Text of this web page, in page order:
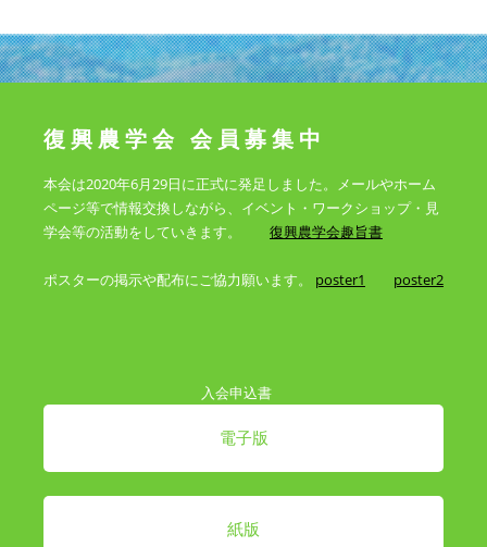
復興農学会 会員募集中
本会は2020年6月29日に正式に発足しました。メールやホーム
ページ等で情報交換しながら、イベント・ワークショップ・見
学会等の活動をしていきます。 復興農学会趣旨書
ポスターの掲示や配布にご協力願います。 poster1 poster2
入会申込書
電子版
紙版